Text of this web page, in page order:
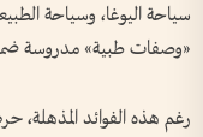
سياحة اليوغا، وسياحة
«وصفات طبية» مدروسة ضمن
رغم هذه الفوائد